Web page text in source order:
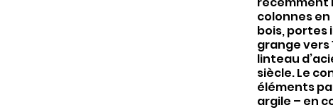
colonnes
bois, portes
grange vers
linteau
siècle. Le
éléments
argile – en